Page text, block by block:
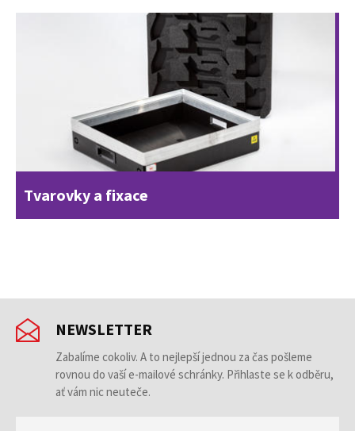
Tvarovky a fixace
NEWSLETTER
Zabalíme cokoliv. A to nejlepší jednou za čas pošleme
rovnou do vaší e-mailové schránky. Přihlaste se k odběru,
ať vám nic neuteče.